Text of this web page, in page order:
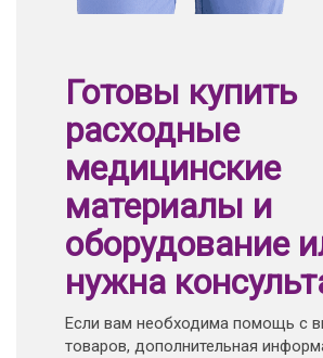
Готовы купить
расходные
медицинские
материалы и
оборудование
нужна
Если вам необходима помощь с
товаров, дополнительная